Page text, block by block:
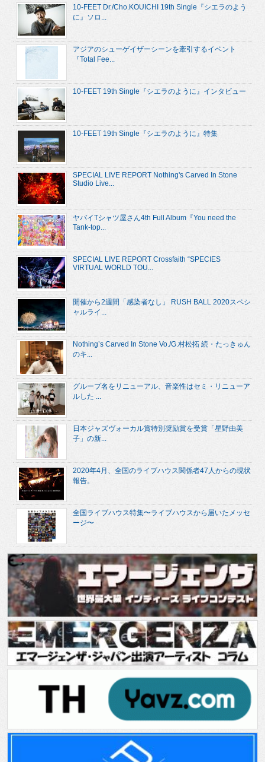
10-FEET Dr./Cho.KOUICHI 19th Single『シエラのよう
に』ソロ...
アジアのシューゲイザーシーンを牽引するイベント
『Total Fee...
10-FEET 19th Single『シエラのように』インタビュー
10-FEET 19th Single『シエラのように』特集
SPECIAL LIVE REPORT Nothing's Carved In Stone
Studio Live...
ヤバイTシャツ屋さん4th Full Album『You need the
Tank-top...
SPECIAL LIVE REPORT Crossfaith “SPECIES
VIRTUAL WORLD TOU...
開催から2週間「感染者なし」 RUSH BALL 2020スペシ
ャルライ...
Nothing’s Carved In Stone Vo./G.村松拓 続・たっきゅん
のキ...
グループ名をリニューアル、音楽性はセミ・リニューア
ルした ...
日本ジャズヴォーカル賞特別奨励賞を受賞「星野由美
子」の新...
2020年4月、全国のライブハウス関係者47人からの現状
報告。
全国ライブハウス特集〜ライブハウスから届いたメッセ
ージ〜